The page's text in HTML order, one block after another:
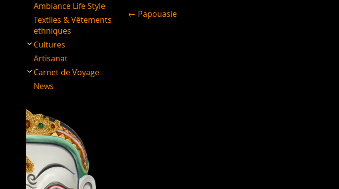
← Papouasie
Ambiance Life Style
Textiles & Vêtements
ethniques
Cultures
Artisanat
Carnet de Voyage
News